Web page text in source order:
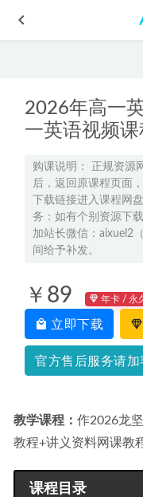
2026年高一
一英语视频
购课说明： 正规资源
后，返回原课程页面
下载链接进入课程网
务：如有个别资源下
加站长微信：aixuel2
间给予补发。
￥89 年卡 / 永
立即下载
官方售后服务请加
教学课程：作2026龙
教程+讲义资料网课教
课程目录
2023【刘秋龙】高中
假班） 2022-08-14
高中物理网课教程猿
频教程+讲义全年班（
淘宝天猫1010款直通
【小学数学】全套教
程,120G百度网盘资源打